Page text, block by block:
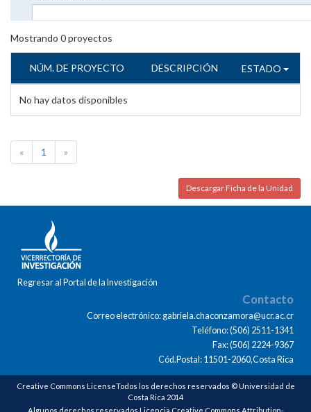
Mostrando 0proyectos
NÚM. DE PROYECTO DESCRIPCIÓN ESTADO
No hay datos disponibles
« 1 »
Descargar Ficha de la Unidad
Regresar al Portal de la Investigación
Contacto
Correo electrónico: gabriela.chaconzamora@ucr.ac.cr
Teléfono: (506) 2511-1341
Fax: (506) 2224-9367
Cód.Postal: 11501-2060,Costa Rica
Creative Commons LicenseTodos los derechos reservados © Universidad de
Costa Rica 2014